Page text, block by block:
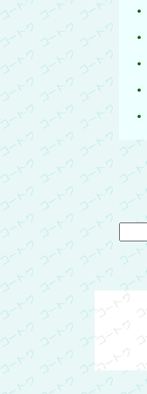
・
・
・
・
・